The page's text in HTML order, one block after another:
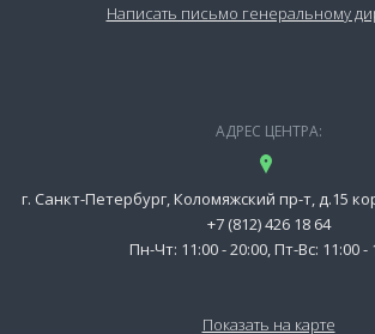
Написать письмо генеральному
АДРЕС ЦЕНТРА:
г. Санкт-Петербург, Коломяжский пр-т, д.15
+7 (812) 426 18 64
Пн-Чт: 11:00 - 20:00, Пт-Вс: 11:00 -
Показать на карте